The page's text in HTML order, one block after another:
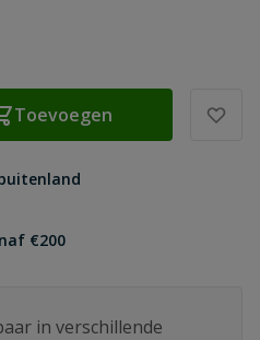
Toevoegen
€200
in verschillende